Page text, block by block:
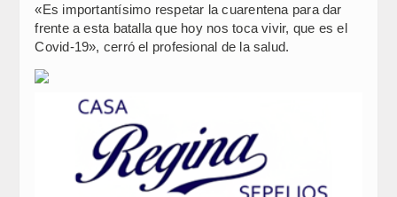
«Es importantísimo respetar la cuarentena para dar
frente a esta batalla que hoy nos toca vivir, que es el
Covid-19», cerró el profesional de la salud.